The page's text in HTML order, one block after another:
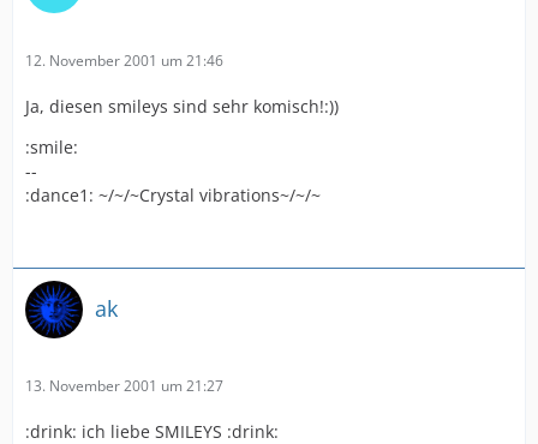
12. November 2001 um 21:46
Ja, diesen smileys sind sehr komisch!:))
:smile:
--
:dance1: ~/~/~Crystal vibrations~/~/~
ak
13. November 2001 um 21:27
:drink: ich liebe SMILEYS :drink: